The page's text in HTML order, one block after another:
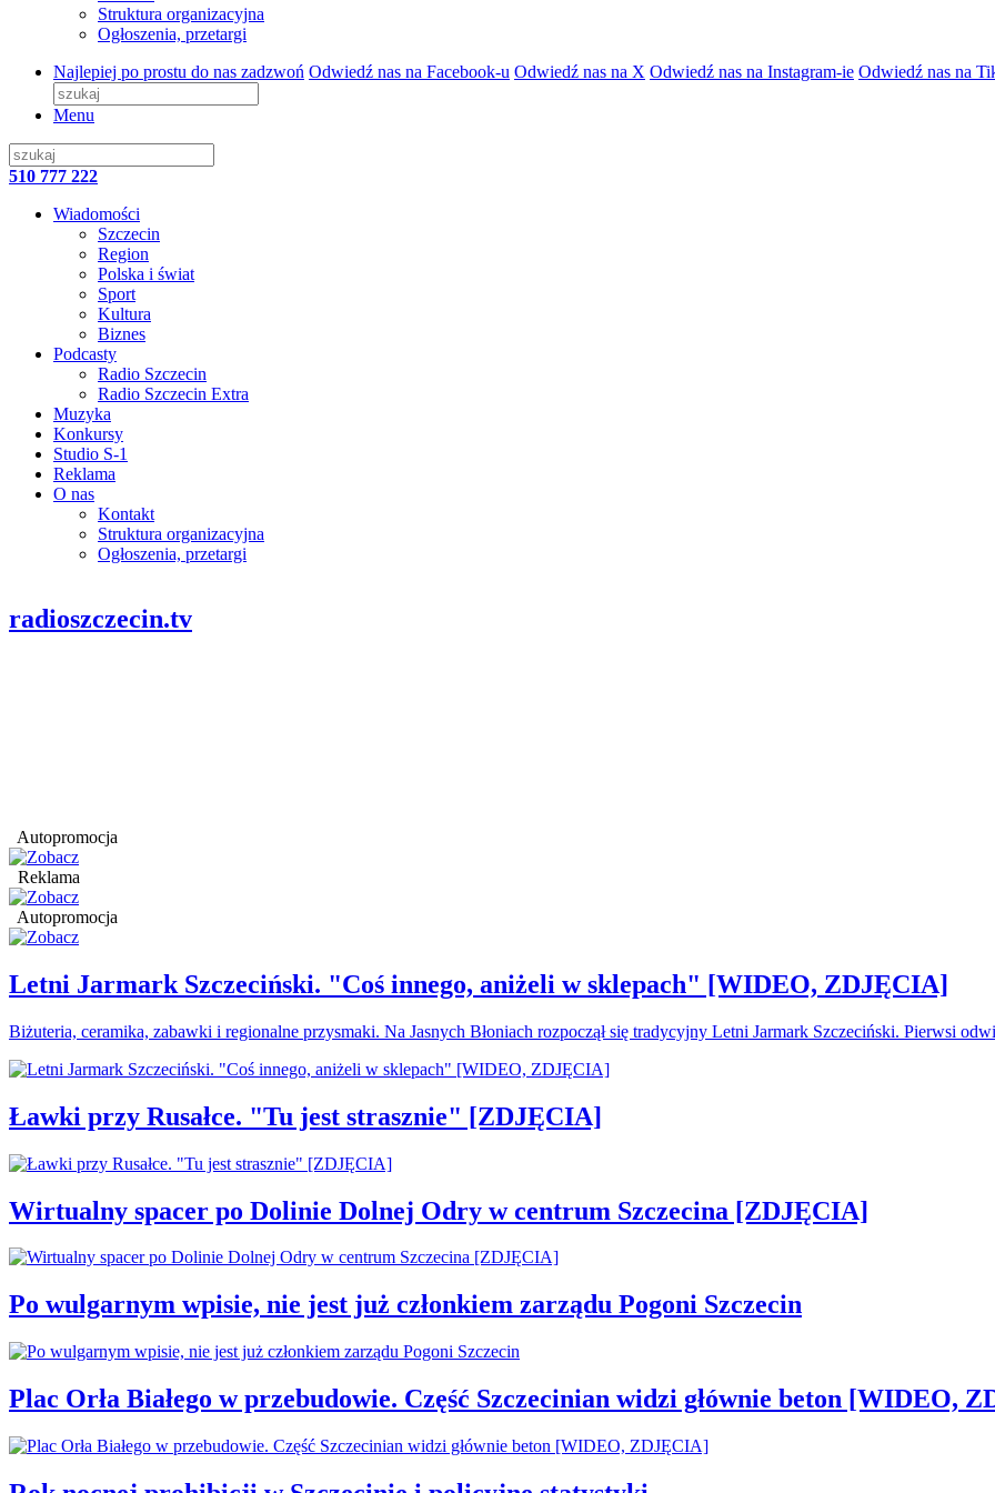
Struktura organizacyjna
Ogłoszenia, przetargi
Najlepiej po prostu do nas zadzwoń Odwiedź nas na Facebook-u Odwiedź nas na X Odwiedź nas na Instagram-ie Odwiedź nas na
Menu
510 777 222
Wiadomości
Szczecin
Region
Polska i świat
Sport
Kultura
Biznes
Podcasty
Radio Szczecin
Radio Szczecin Extra
Muzyka
Konkursy
Studio S-1
Reklama
O nas
Kontakt
Struktura organizacyjna
Ogłoszenia, przetargi
radioszczecin.tv
Autopromocja
Reklama
Autopromocja
Letni Jarmark Szczeciński. "Coś innego, aniżeli w sklepach" [WIDEO, ZDJĘCIA]
Biżuteria, ceramika, zabawki i regionalne przysmaki. Na Jasnych Błoniach rozpoczął się tradycyjny Letni Jarmark Szczeciński. Pierwsi
Ławki przy Rusałce. "Tu jest strasznie" [ZDJĘCIA]
Wirtualny spacer po Dolinie Dolnej Odry w centrum Szczecina [ZDJĘCIA]
Po wulgarnym wpisie, nie jest już członkiem zarządu Pogoni Szczecin
Plac Orła Białego w przebudowie. Część Szczecinian widzi głównie beton [WIDEO,